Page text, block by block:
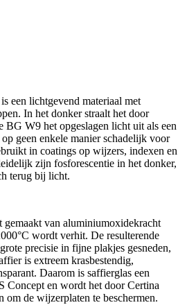
een lichtgevend materiaal met
In het donker straalt het door
W9 het opgeslagen licht uit als een
geen enkele manier schadelijk voor
in coatings op wijzers, indexen en
zijn fosforescentie in het donker,
terug bij licht.
van aluminiumoxidekracht
wordt verhit. De resulterende
precisie in fijne plakjes gesneden,
is extreem krasbestendig,
Daarom is saffierglas een
Concept en wordt het door Certina
om de wijzerplaten te beschermen.